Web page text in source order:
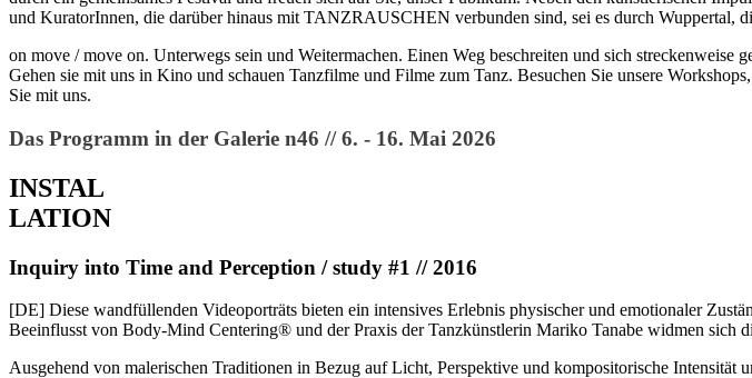
und KuratorInnen, die darüber hinaus mit TANZRAUSCHEN verbunden sind, sei es durch Wuppertal,
on move / move on. Unterwegs sein und Weitermachen. Einen Weg beschreiten und sich
Gehen sie mit uns in Kino und schauen Tanzfilme und Filme zum Tanz. Besuchen Sie unsere
Sie mit uns.
Das Programm in der Galerie n46 // 6. - 16. Mai 2026
INSTAL
LATION
Inquiry into Time and Perception / study #1 // 2016
[DE] Diese wandfüllenden Videoporträts bieten ein intensives Erlebnis physischer und emotionaler
Beeinflusst von Body-Mind Centering® und der Praxis der Tanzkünstlerin Mariko Tanabe widmen sich
Ausgehend von malerischen Traditionen in Bezug auf Licht, Perspektive und kompositorische